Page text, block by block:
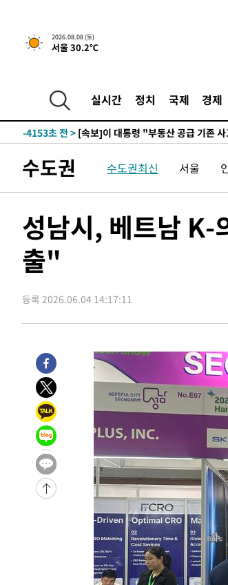
2026.08.08 (토)
서울 30.2℃
실시간 정치 국제 경제
5시간 전 >[속보]규제합리화위원회 부위원장에 김
-8842초 전 >
미 사업체 일자리, 7월에 2.3만개 순
향수정 (2보)
-8290초 전 >
↓
-4153초 전 > [속보]이 대통령 "부동산 공급 기존
드는 임시"
1시간 전 >"낮 기온 소폭 하락"…수도권 폭염중대경
1시간 전 >[속보]이 대통령, '호우피해' 안동·의성
수도
2시간 전 >낮 최고 37도 찜통더위…곳곳 소나기·강
2시간 전 >
3시간 전 >
3시간 전 >[속보]코스닥, 2.86포인트(0.36%) 내린
3시간 전 >[속보]코스피, 6200선 약보합…0.60%
3시간 전 >
[속보] 노원서 40.1도 관측…서울,
4시간 전 >
[속보]종합특검, '계엄 수용공간 확보'
4시간 전 >
외신들도 주목한 韓축구 파문…"국민적
4시간 전 >
11시간 압수수색에 성접대 파문까지…'
5시간 전 >
[속보]규제합리화위원회 부위원장에
후임
-11703초 전 >
이강인, 폭염 속 AT마드리드 첫 훈
-8842초 전 >
미 사업체 일자리, 7월에 2.3만개 순
향수정 (2보)
-8290초 전 >
[속보] 미 사업체, 일자리 7월에 2.3
[속보]이 대통령 "부동산 공급 기존
이란, "오만과 '중앙 단일 루트' 합의
"낮 기온 소폭 하락"…수도권 폭염중대
[속보]이 대통령, '호우피해' 안동·의성
수도권 수도권최신 서울
성남시, 베트남
출"
등록 2026.06.04 14:17:11